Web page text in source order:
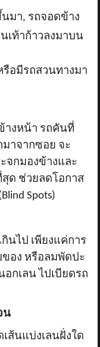
นมา, รถจอดข้าง
เท้าก้าวลงมาบน
รือมีรถสวนทางมา
างหน้า รถคันที่
มาจากซอย จะ
จกมองข้างและ
สุด ช่วยลดโอกาส
Blind Spots)
นไป เพียงแค่การ
ของ หรือลมพัดปะ
กเลน ไปเบียดรถ
น
ส้นแบ่งเลนฝั่งใด